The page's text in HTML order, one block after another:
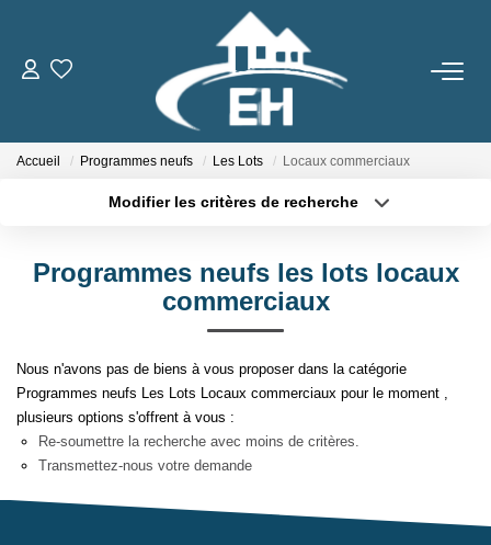
ACHETER
Gestion Locative
NOTRE AGENCE
Qui Sommes-Nous
Accueil Programmes neufs Les Lots Locaux commerciaux
Modifier les critères de recherche
Sélectionnez...
Type de bien
Surface min
Créer une alerte
Programmes neufs les lots locaux
commerciaux
Nous n'avons pas de biens à vous proposer dans la catégorie
Programmes neufs Les Lots Locaux commerciaux pour le moment ,
plusieurs options s'offrent à vous :
Re-soumettre la recherche avec moins de critères.
Transmettez-nous votre demande